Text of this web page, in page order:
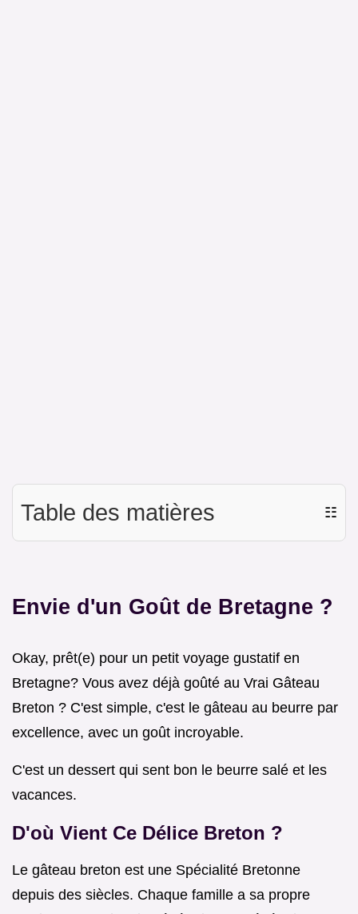
Table des matières ☷
Envie d'un Goût de Bretagne ?
Okay, prêt(e) pour un petit voyage gustatif en
Bretagne? Vous avez déjà goûté au Vrai Gâteau
Breton ? C'est simple, c'est le gâteau au beurre par
excellence, avec un goût incroyable.
C'est un dessert qui sent bon le beurre salé et les
vacances.
D'où Vient Ce Délice Breton ?
Le gâteau breton est une Spécialité Bretonne
depuis des siècles. Chaque famille a sa propre